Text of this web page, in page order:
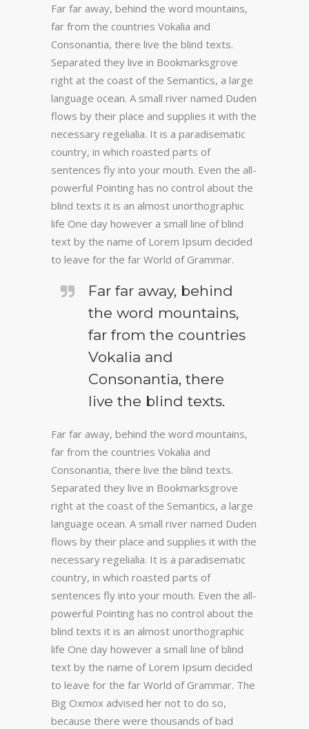
Far far away, behind the word mountains,
far from the countries Vokalia and
Consonantia, there live the blind texts.
Separated they live in Bookmarksgrove
right at the coast of the Semantics, a large
language ocean. A small river named Duden
flows by their place and supplies it with the
necessary regelialia. It is a paradisematic
country, in which roasted parts of
sentences fly into your mouth. Even the all-
powerful Pointing has no control about the
blind texts it is an almost unorthographic
life One day however a small line of blind
text by the name of Lorem Ipsum decided
to leave for the far World of Grammar.
Far far away, behind
the word mountains,
far from the countries
Vokalia and
Consonantia, there
live the blind texts.
Far far away, behind the word mountains,
far from the countries Vokalia and
Consonantia, there live the blind texts.
Separated they live in Bookmarksgrove
right at the coast of the Semantics, a large
language ocean. A small river named Duden
flows by their place and supplies it with the
necessary regelialia. It is a paradisematic
country, in which roasted parts of
sentences fly into your mouth. Even the all-
powerful Pointing has no control about the
blind texts it is an almost unorthographic
life One day however a small line of blind
text by the name of Lorem Ipsum decided
to leave for the far World of Grammar. The
Big Oxmox advised her not to do so,
because there were thousands of bad